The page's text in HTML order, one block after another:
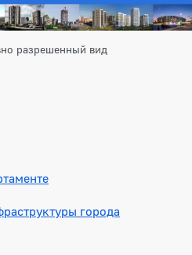
разрешенный вид
города